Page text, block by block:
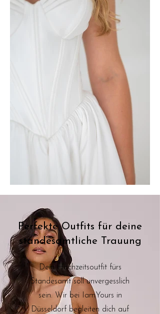
Perfekte Outfits für deine
standesamtliche Trauung
Dein Hochzeitsoutfit fürs
Standesamt soll unvergesslich
sein. Wir bei IamYours in
Düsseldorf begleiten dich auf